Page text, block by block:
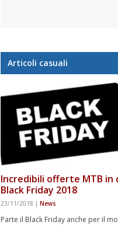
Articoli casuali
Incredibili offerte MTB in
Black Friday 2018
23/11/2018 | News
Parte il Black Friday anche per il